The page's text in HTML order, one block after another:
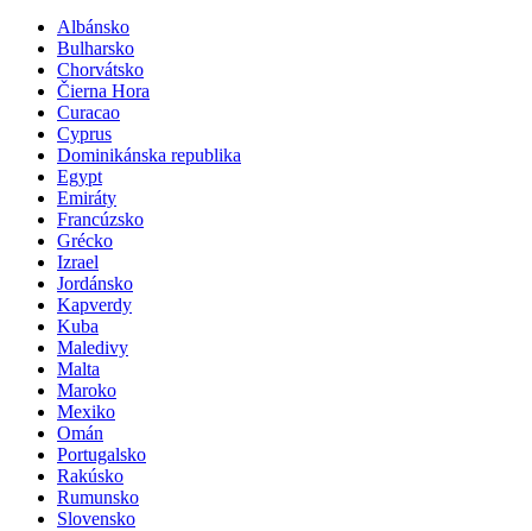
Albánsko
Bulharsko
Chorvátsko
Čierna Hora
Curacao
Cyprus
Dominikánska republika
Egypt
Emiráty
Francúzsko
Grécko
Izrael
Jordánsko
Kapverdy
Kuba
Maledivy
Malta
Maroko
Mexiko
Omán
Portugalsko
Rakúsko
Rumunsko
Slovensko